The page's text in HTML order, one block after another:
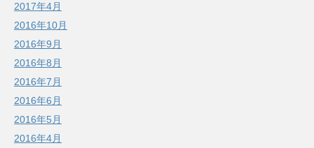
2017年4月
2016年10月
2016年9月
2016年8月
2016年7月
2016年6月
2016年5月
2016年4月